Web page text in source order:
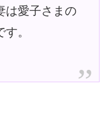
は愛子さまの
。